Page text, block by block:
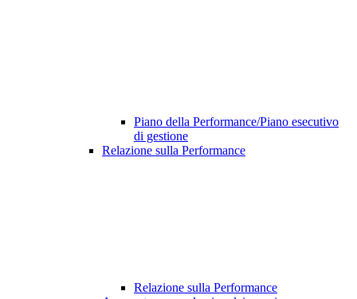
Piano della Performance/Piano esecutivo
di gestione
Relazione sulla Performance
Relazione sulla Performance